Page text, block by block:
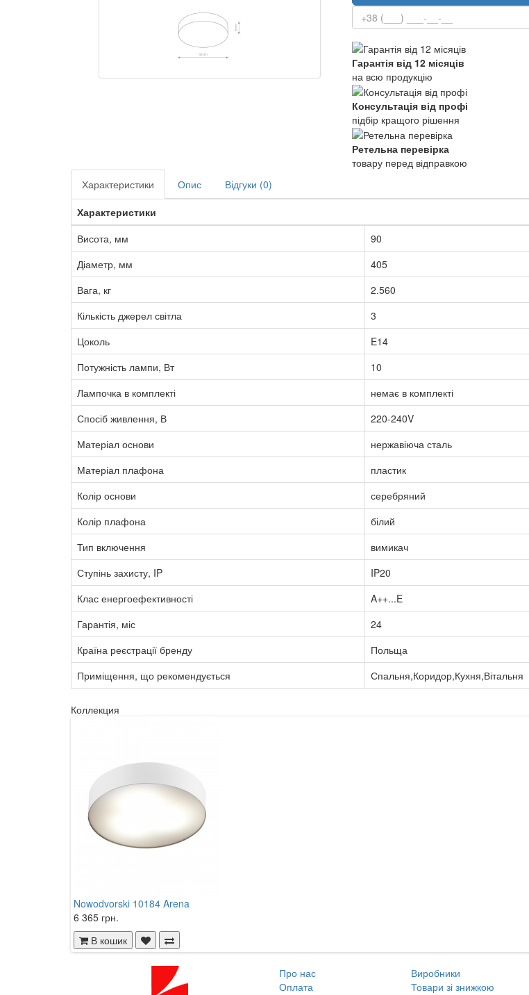
Гарантія від 12 місяців
на всю продукцію
Консультація від профі
підбір кращого рішення
Ретельна перевірка
товару перед відправкою
Характеристики
Опис
Відгуки (0)
Характеристики
Висота, мм
90
Діаметр, мм
405
Вага, кг
2.560
Кількість джерел світла
3
Цоколь
E14
Потужність лампи, Вт
10
Лампочка в комплекті
немає в комплекті
Спосіб живлення, В
220-240V
Матеріал основи
нержавіюча сталь
Матеріал плафона
пластик
Колір основи
серебряний
Колір плафона
білий
Тип включення
вимикач
Ступінь захисту, IP
IP20
Клас енергоефективності
A++...E
Гарантія, міс
24
Країна реєстрації бренду
Польща
Приміщення, що рекомендується
Спальня,Коридор,Кухня,Вітальня
Коллекция
Nowodvorski 10184 Arena
6 365 грн.
В кошик
Про нас
Оплата
Виробники
Товари зі знижкою